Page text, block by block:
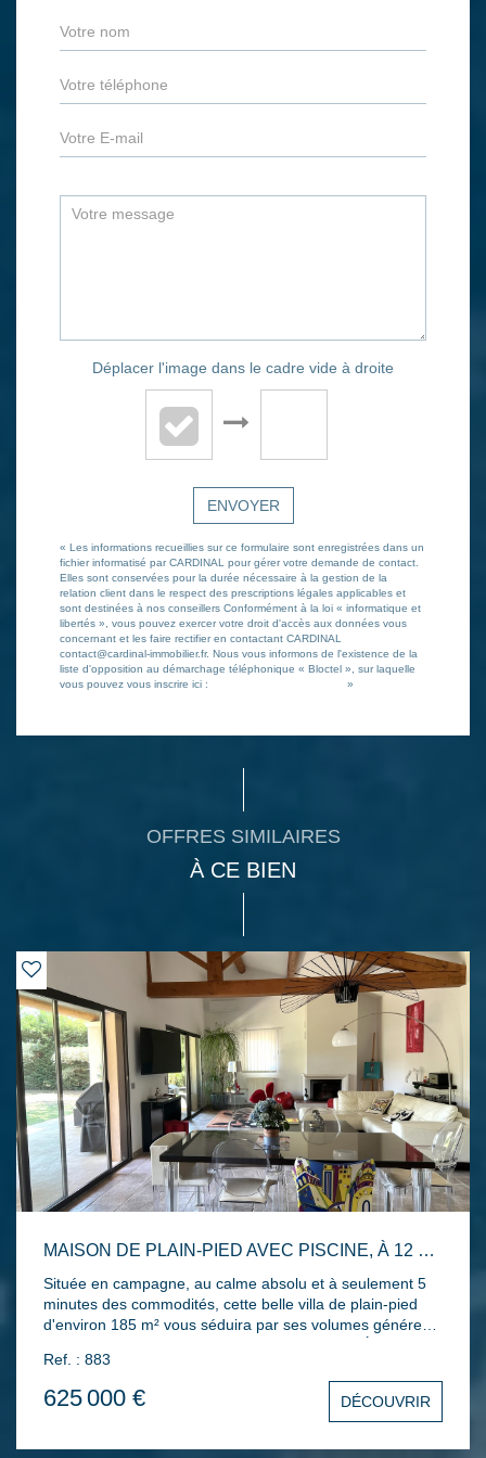
Déplacer l'image dans le cadre vide à droite
ENVOYER
« Les informations recueillies sur ce formulaire sont enregistrées dans un
fichier informatisé par CARDINAL pour gérer votre demande de contact.
Elles sont conservées pour la durée nécessaire à la gestion de la
relation client dans le respect des prescriptions légales applicables et
sont destinées à nos conseillers Conformément à la loi « informatique et
libertés », vous pouvez exercer votre droit d'accès aux données vous
concernant et les faire rectifier en contactant CARDINAL
contact@cardinal-immobilier.fr. Nous vous informons de l'existence de la
liste d'opposition au démarchage téléphonique « Bloctel », sur laquelle
vous pouvez vous inscrire ici :
»
OFFRES SIMILAIRES
À CE BIEN
MAISON DE PLAIN-PIED AVEC PISCINE, À 12 MIN D'AVIGNON TGV...
Située en campagne, au calme absolu et à seulement 5
minutes des commodités, cette belle villa de plain-pied
d'environ 185 m² vous séduira par ses volumes généreux,
une parcelle de plus de 2 500 m², joliment arborée de
pins, cyprès et oliviers, la propriété offre un véritable
havre de paix avec piscine, pool-house, forage, arrosage
intégré, terrain de pétanque et grand garage. La maison
se compose d'une vaste pièce à vivre avec belle hauteur
Ref. : 883
625 000 € DÉCOUVRIR